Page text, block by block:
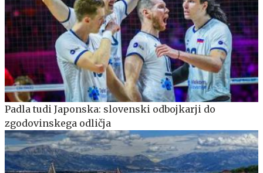
Padla tudi Japonska: slovenski odbojkarji do
zgodovinskega odličja